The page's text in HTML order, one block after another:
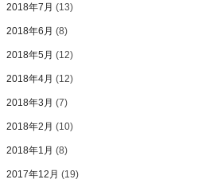
2018年7月 (13)
2018年6月 (8)
2018年5月 (12)
2018年4月 (12)
2018年3月 (7)
2018年2月 (10)
2018年1月 (8)
2017年12月 (19)